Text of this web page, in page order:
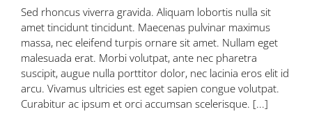
Sed rhoncus viverra gravida. Aliquam lobortis nulla sit
amet tincidunt tincidunt. Maecenas pulvinar maximus
massa, nec eleifend turpis ornare sit amet. Nullam eget
malesuada erat. Morbi volutpat, ante nec pharetra
suscipit, augue nulla porttitor dolor, nec lacinia eros elit id
arcu. Vivamus ultricies est eget sapien congue volutpat.
Curabitur ac ipsum et orci accumsan scelerisque. [...]